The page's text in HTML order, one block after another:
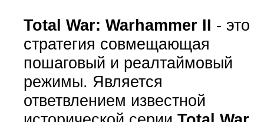
Total War: Warhammer II - это
стратегия совмещающая
пошаговый и реалтаймовый
режимы. Является
ответвлением известной